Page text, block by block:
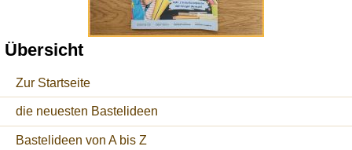
Übersicht
Zur Startseite
die neuesten Bastelideen
Bastelideen von A bis Z